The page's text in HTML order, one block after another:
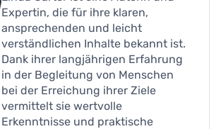
Expertin, die für ihre klaren,
ansprechenden und leicht
verständlichen Inhalte bekannt ist.
Dank ihrer langjährigen Erfahrung
in der Begleitung von Menschen
bei der Erreichung ihrer Ziele
vermittelt sie wertvolle
Erkenntnisse und praktische